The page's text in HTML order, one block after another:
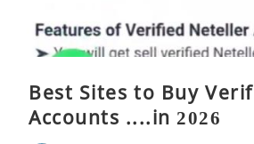
Best Sites to Buy
Accounts ....in 2026